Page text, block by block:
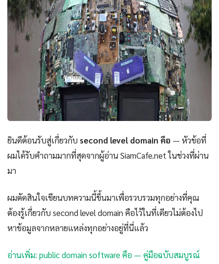
ยินดีต้อนรับสู่เกี่ยวกับ second level domain คือ — หัวข้อที่
ผมได้รับคำถามมากที่สุดจากผู้อ่าน SiamCafe.net ในช่วงที่ผ่าน
มา
ผมตัดสินใจเขียนบทความนี้ขึ้นมาเพื่อรวบรวมทุกอย่างที่คุณ
ต้องรู้เกี่ยวกับ second level domain คือไว้ในที่เดียวไม่ต้องไป
หาข้อมูลจากหลายแหล่งทุกอย่างอยู่ที่นี่แล้ว
อ่านเพิ่ม: public domain software คือ — คู่มือฉบับสมบูรณ์